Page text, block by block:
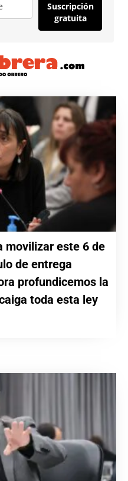
Suscripción
gratuita
movilizar este 6 de
de entrega
profundicemos la
toda esta ley